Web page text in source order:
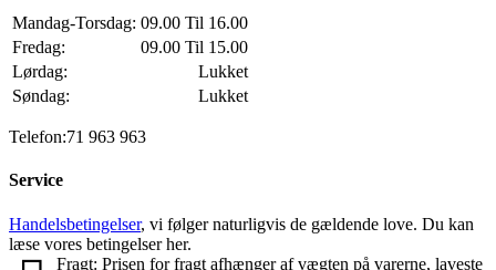
Mandag-Torsdag: 09.00 Til 16.00
Fredag:
09.00 Til 15.00
Lørdag:
Lukket
Søndag:
Lukket
Telefon:71 963 963
Service
Handelsbetingelser, vi følger naturligvis de gældende love. Du kan
læse vores betingelser her.
Fragt: Prisen for fragt afhænger af vægten på varerne, laveste